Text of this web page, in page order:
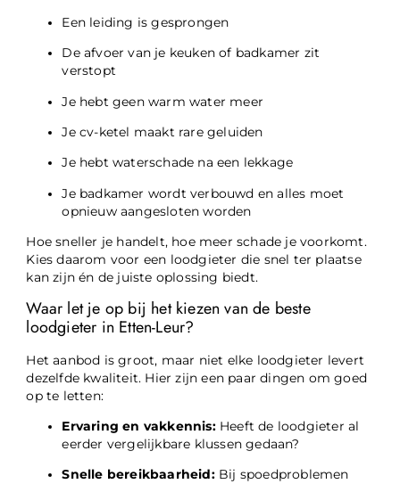
Een leiding is gesprongen
De afvoer van je keuken of badkamer zit
verstopt
Je hebt geen warm water meer
Je cv-ketel maakt rare geluiden
Je hebt waterschade na een lekkage
Je badkamer wordt verbouwd en alles moet
opnieuw aangesloten worden
Hoe sneller je handelt, hoe meer schade je voorkomt.
Kies daarom voor een loodgieter die snel ter plaatse
kan zijn én de juiste oplossing biedt.
Waar let je op bij het kiezen van de beste
loodgieter in Etten-Leur?
Het aanbod is groot, maar niet elke loodgieter levert
dezelfde kwaliteit. Hier zijn een paar dingen om goed
op te letten:
Ervaring en vakkennis:Heeft de loodgieter al
eerder vergelijkbare klussen gedaan?
Snelle bereikbaarheid:Bij spoedproblemen